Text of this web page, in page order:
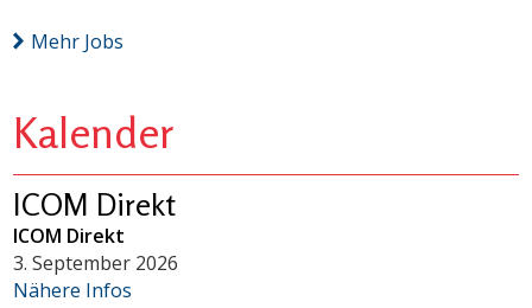
Mehr Jobs
Kalender
ICOM Direkt
ICOM Direkt
3. September 2026
Nähere Infos